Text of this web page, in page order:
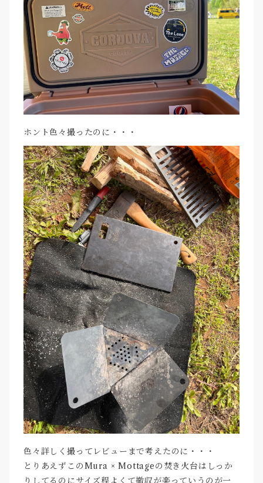
ホント色々撮ったのに・・・
色々詳しく撮ってレビューまで考えたのに・・・
とりあえずこのMura × Mottageの焚き火台はしっか
りしてるのにサイズ程よくて撤収が楽っていうのが一